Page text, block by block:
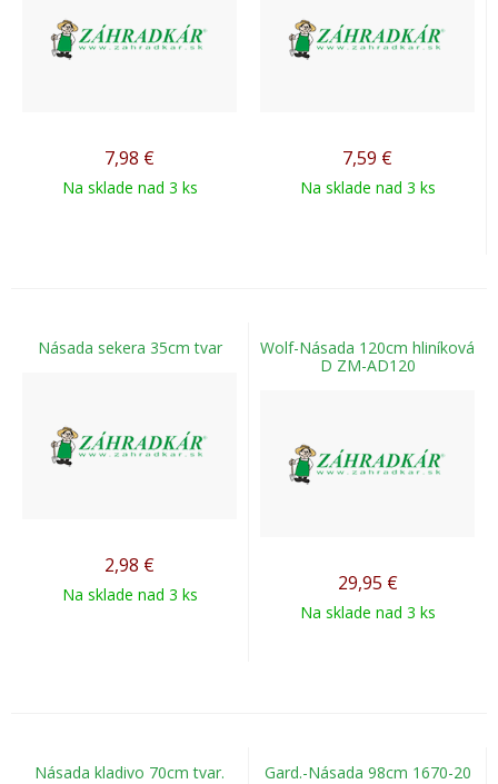
7,98 €
Na sklade nad 3 ks
7,59 €
Na sklade nad 3 ks
Násada sekera 35cm tvar
2,98 €
Na sklade nad 3 ks
Wolf-Násada 120cm hliníková
D ZM-AD120
29,95 €
Na sklade nad 3 ks
Násada kladivo 70cm tvar. Gard.-Násada 98cm 1670-20